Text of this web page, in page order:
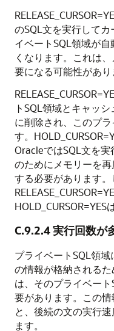
のSQL文を実行して
イベートSQL領域が
くなります。これは
要になる可能性があり
トSQL領域とキャッ
に削除され、このプ
す。
OracleではSQL文を
のためにメモリーを
する必要があります。
HOLD_CURSOR=YES
C.9.2.4実行回数が
プライベートSQL領
の情報が格納されるた
は、そのプライベー
要があります。この
と、後続の文の実行
ます。